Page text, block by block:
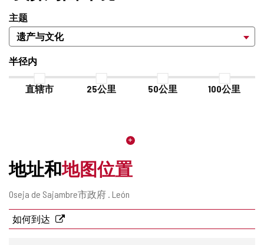
主题
半径内
直辖市 25公里 50公里 100公里
地址和地图位置
邮
地
址
Oseja de Sajambre市政府 . León
如何到达